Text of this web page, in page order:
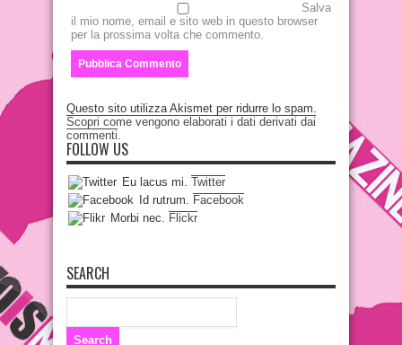
Salva
il mio nome, email e sito web in questo browser
per la prossima volta che commento.
Questo sito utilizza Akismet per ridurre lo spam.
Scopri come vengono elaborati i dati derivati dai
commenti.
FOLLOW US
Eu lacus mi. Twitter
Id rutrum. Facebook
Morbi nec. Flickr
SEARCH